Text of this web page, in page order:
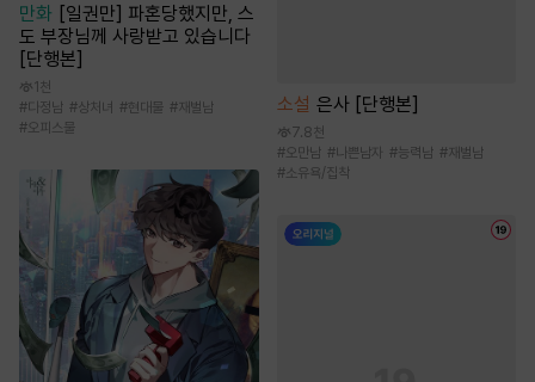
만화 [일권만] 파혼당했지만, 스
도 부장님께 사랑받고 있습니다
[단행본]
1천
#다정남 #상처녀 #현대물 # 재벌남
#오피스물
소설 은사 [단행본]
7.8천
#오만남 #나쁜남자 #능력남 #재벌남
#소유욕/집착